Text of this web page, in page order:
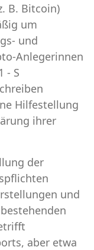
B. Bitcoin)
um
und
Anlegerinnen
- S
Hilfestellung
ihrer
der
und
aber etwa